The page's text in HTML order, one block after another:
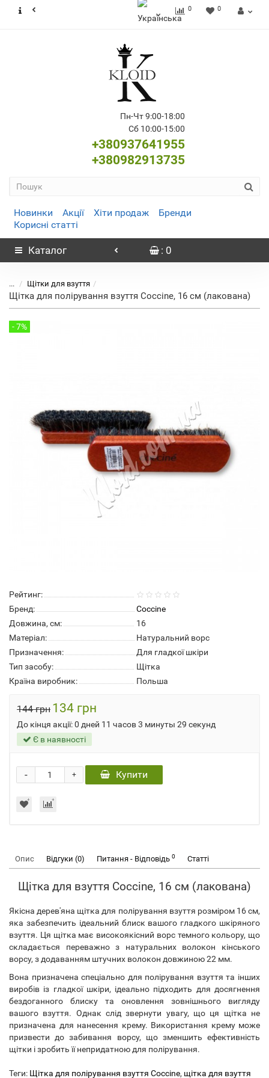
0 0
Пн-Чт 9:00-18:00
Сб 10:00-15:00
+380937641955
+380982913735
Новинки Акції Хіти продаж
Бренди
Корисні статті
Каталог : 0
... Щітки для взуття
Щітка для полірування взуття Coccine, 16 см (лакована)
- 7%
Рейтинг:
Бренд:
Coccine
Довжина, см:
16
Матеріал:
Натуральний ворс
Призначення:
Для гладкої шкіри
Тип засобу:
Щітка
Країна виробник:
Польша
144 грн 134 грн
До кінця акції:0 дней 11 часов 3 минуты 29 секунд
Є в наявності
+
- Купити
Опис Відгуки (0) Питання - Відповідь 0 Статті
Щітка для взуття Coccine, 16 см (лакована)
Якісна дерев'яна щітка для полірування взуття розміром 16 см,
яка забезпечить ідеальний блиск вашого гладкого шкіряного
взуття. Ця щітка має високоякісний ворс темного кольору, що
складається переважно з натуральних волокон кінського
ворсу, з додаванням штучних волокон довжиною 22 мм.
Вона призначена спеціально для полірування взуття та інших
виробів із гладкої шкіри, ідеально підходить для досягнення
бездоганного блиску та оновлення зовнішнього вигляду
вашого взуття. Однак слід звернути увагу, що ця щітка не
призначена для нанесення крему. Використання крему може
призвести до забивання ворсу, що зменшить ефективність
щітки і зробить її непридатною для полірування.
Теги: Щітка для полірування взуття Coccine, щітка для взуття